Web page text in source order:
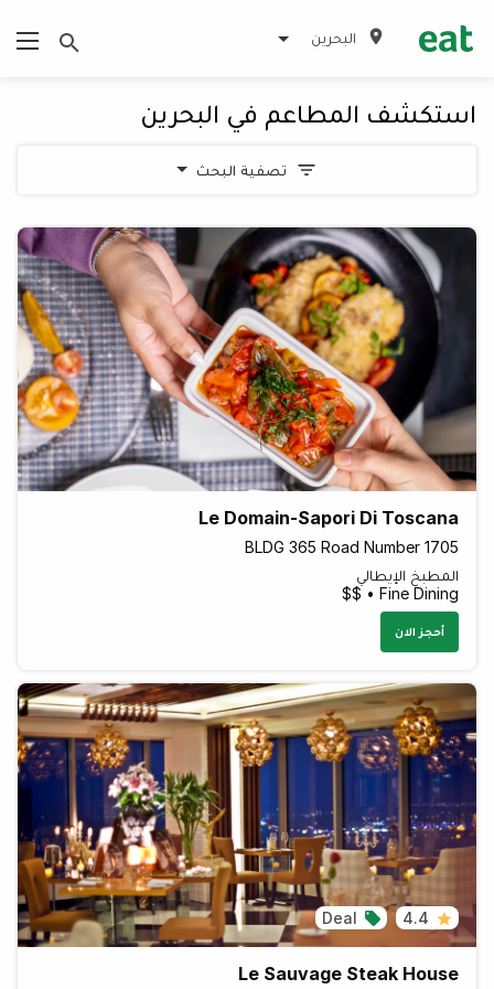
البحرين
استكشف المطاعم في البحرين
تصفية البحث
Le Domain-Sapori Di Toscana
BLDG 365 Road Number 1705
المطبخ الإيطالي
Fine Dining • $$
أحجز الان
4.4
Deal
Le Sauvage Steak House